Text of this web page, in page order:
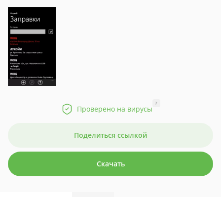
Проверено на вирусы
?
Поделиться ссылкой
Скачать